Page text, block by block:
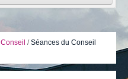
Conseil /Séances du Conseil